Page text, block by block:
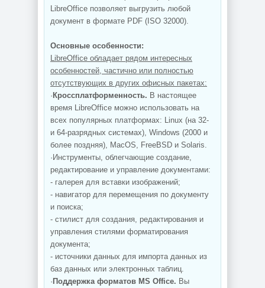
LibreOffice позволяет выгрузить любой
документ в формате PDF (ISO 32000).
Основные особенности:
LibreOffice обладает рядом интересных
особенностей, частично или полностью
отсутствующих в других офисных пакетах:
·Кроссплатформенность. В настоящее
время LibreOffice можно использовать на
всех популярных платформах: Linux (на 32-
и 64-разрядных системах), Windows (2000 и
более поздняя), MacOS, FreeBSD и Solaris.
·Инструменты, облегчающие создание,
редактирование и управление документами:
- галерея для вставки изображений;
- навигатор для перемещения по документу
и поиска;
- стилист для создания, редактирования и
управления стилями форматирования
документа;
- источники данных для импорта данных из
баз данных или электронных таблиц.
·Поддержка форматов MS Office. Вы